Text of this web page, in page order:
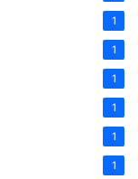
1
1
1
1
1
1